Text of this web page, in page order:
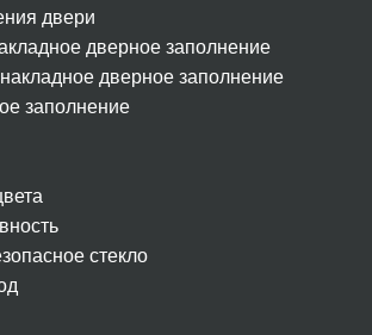
двери
дверное заполнение
дверное заполнение
заполнение
стекло